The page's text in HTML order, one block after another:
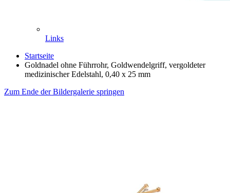
Links
Startseite
Goldnadel ohne Führrohr, Goldwendelgriff, vergoldeter
medizinischer Edelstahl, 0,40 x 25 mm
Zum Ende der Bildergalerie springen